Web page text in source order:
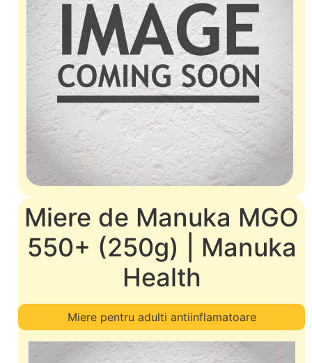
Miere de Manuka MGO
550+ (250g) | Manuka
Health
Miere pentru adulti antiinflamatoare